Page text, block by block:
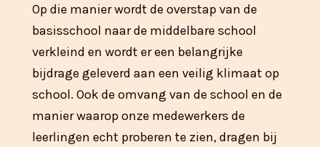
Op die manier wordt de overstap van de
basisschool naar de middelbare school
verkleind en wordt er een belangrijke
bijdrage geleverd aan een veilig klimaat op
school. Ook de omvang van de school en de
manier waarop onze medewerkers de
leerlingen echt proberen te zien, dragen bij